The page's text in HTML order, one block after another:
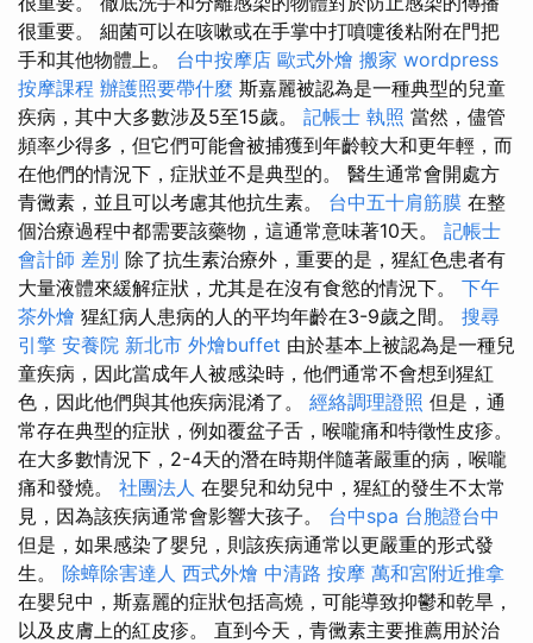
很重要。 細菌可以在咳嗽或在手掌中打噴嚏後粘附在門把
手和其他物體上。 台中按摩店 歐式外燴 搬家 wordpress
按摩課程 辦護照要帶什麼 斯嘉麗被認為是一種典型的兒童
疾病，其中大多數涉及5至15歲。 記帳士 執照 當然，儘管
頻率少得多，但它們可能會被捕獲到年齡較大和更年輕，而
在他們的情況下，症狀並不是典型的。 醫生通常會開處方
青黴素，並且可以考慮其他抗生素。 台中五十肩筋膜 在整
個治療過程中都需要該藥物，這通常意味著10天。 記帳士
會計師 差別 除了抗生素治療外，重要的是，猩紅色患者有
大量液體來緩解症狀，尤其是在沒有食慾的情況下。 下午
茶外燴 猩紅病人患病的人的平均年齡在3-9歲之間。 搜尋
引擎 安養院 新北市 外燴buffet 由於基本上被認為是一種兒
童疾病，因此當成年人被感染時，他們通常不會想到猩紅
色，因此他們與其他疾病混淆了。 經絡調理證照 但是，通
常存在典型的症狀，例如覆盆子舌，喉嚨痛和特徵性皮疹。
在大多數情況下，2-4天的潛在時期伴隨著嚴重的病，喉嚨
痛和發燒。 社團法人 在嬰兒和幼兒中，猩紅的發生不太常
見，因為該疾病通常會影響大孩子。 台中spa 台胞證台中
但是，如果感染了嬰兒，則該疾病通常以更嚴重的形式發
生。 除蟑除害達人 西式外燴 中清路 按摩 萬和宮附近推拿
在嬰兒中，斯嘉麗的症狀包括高燒，可能導致抑鬱和乾旱，
以及皮膚上的紅皮疹。 直到今天，青黴素主要推薦用於治